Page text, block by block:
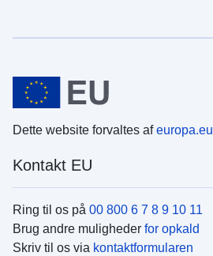
Dette website forvaltes afeuropa.eu
Kontakt EU
Ring til os på 00 800 6 7 8 9 10 11
Brug andre muligheder for opkald
Skriv til os via kontaktformularen